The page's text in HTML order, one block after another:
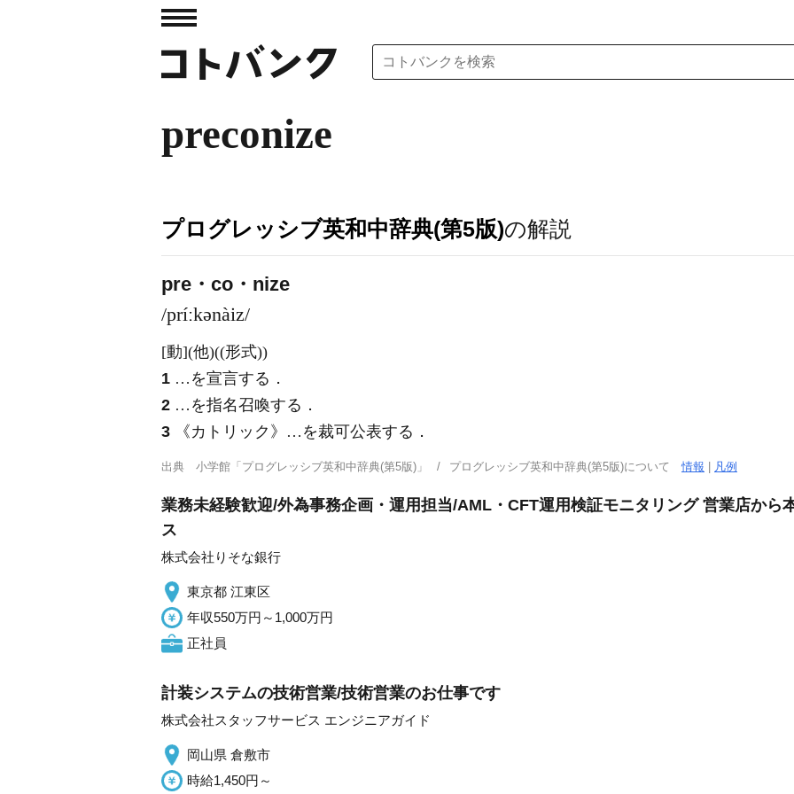
preconize
プログレッシブ英和中辞典(第5版)の解説
pre・co・nize
/príːkənàiz/
[動](他)((形式))
1 …を宣言する ．
2 …を指名召喚する ．
3
《カトリック》 …を裁可公表する ．
出典 小学館「プログレッシブ英和中辞典(第5版)」 プログレッシブ英和中辞典(第5版)について情報 凡例
業務未経験歓迎/外為事務企画・運用担当/AML・CFT運用検証モニタリング 営業店から
ス
株式会社りそな銀行
東京都 江東区
年収550万円～1,000万円
正社員
計装システムの技術営業/技術営業のお仕事です
株式会社スタッフサービス エンジニアガイド
岡山県 倉敷市
時給1,450円～